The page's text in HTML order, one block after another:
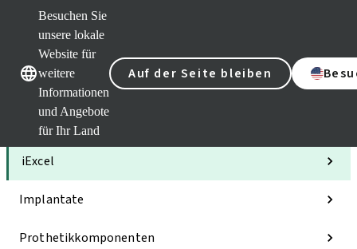
Besuchen Sie
unsere lokale
Website für
weitere
Informationen
und Angebote
für Ihr Land
Auf der Seite bleiben
Unsere MarkenUnsere Marken
Kategorien
iExcel
Implantate
Prothetikkomponenten